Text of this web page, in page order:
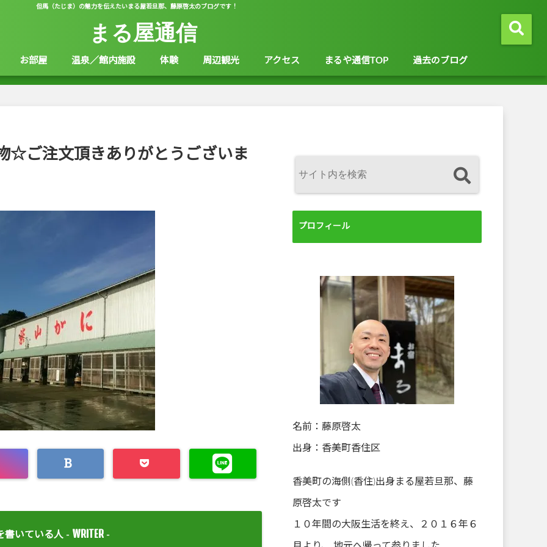
但馬（たじま）の魅力を伝えたいまる屋若旦那、藤原啓太のブログです！
まる屋通信
お部屋 温泉／館内施設 体験 周辺観光 アクセス まるや通信TOP 過去のブログ
☆ご注文頂きありがとうございま
書いている人 - WRITER -
プロフィール
名前：藤原啓太
出身：香美町香住区
香美町の海側(香住)出身まる屋若旦那、藤
原啓太です
１０年間の大阪生活を終え、２０１６年６